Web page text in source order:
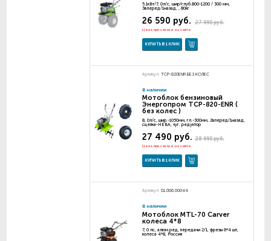
5.1кВт/7, 0л/с, шир/глуб.800-1200 / 300 мм,
3вперед/1назад, , 80кг
27 990 руб.
26 590 руб.
Цена при заказе на сайте
КУПИТЬ В 1 КЛИК
Артикул: TCP-820ENR БЕЗ КОЛЕС
В наличии
Мотоблок бензиновый
Энергопром TCP-820-ENR (
без колес )
8, 0л/с, шир.-1050мм, гл.-300мм, 2вперед/1назад,
сцепка-НЕВА, чуг. редуктор
28 990 руб.
27 490 руб.
Цена при заказе на сайте
КУПИТЬ В 1 КЛИК
Артикул: 01.006.00044
В наличии
Мотоблок MTL-70 Carver
колеса 4*8
7, 0 лс, алюм.ред, передачи 2/1, фрезы 6*4 шт,
колеса 4*8, Россия